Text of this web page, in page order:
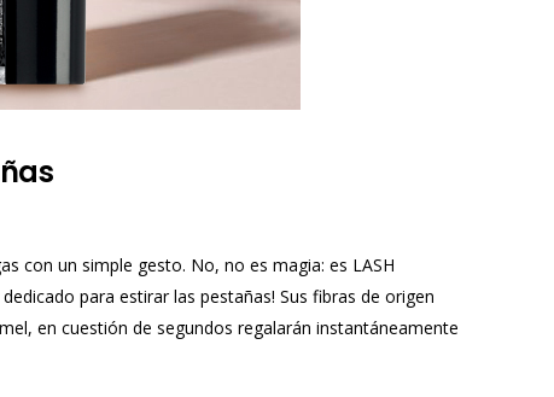
con un simple gesto. No, no es magia: es LASH
para estirar las pestañas! Sus fibras de origen
en cuestión de segundos regalarán instantáneamente